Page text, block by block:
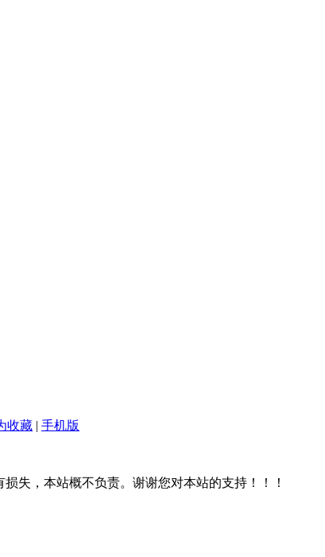
收藏 | 手机版
失，本站概不负责。谢谢您对本站的支持！！！